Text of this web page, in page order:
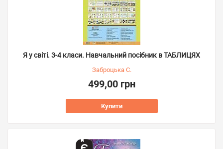
Я у світі. 3-4 класи. Навчальний посібник в ТАБЛИЦЯХ
Заброцька С.
499,00 грн
Купити